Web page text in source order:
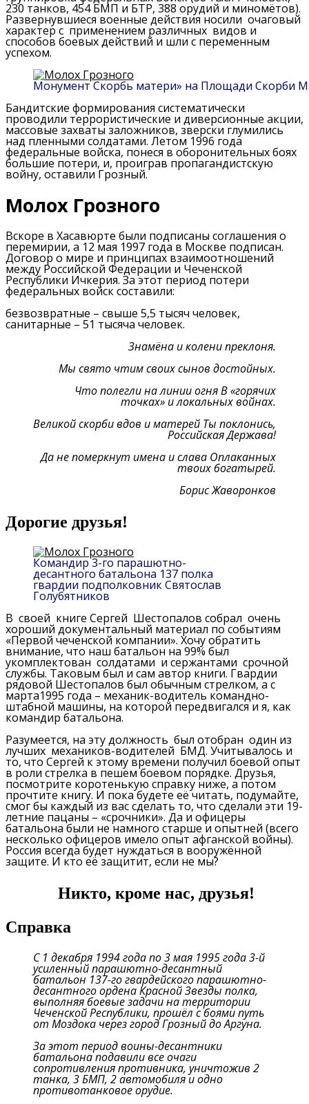
230 танков, 454 БМП и БТР, 388 орудий и миномётов).
Развернувшиеся военные действия носили очаговый
характер с применением различных видов и
способов боевых действий и шли с переменным
успехом.
Монумент Скорбь матери» на Площади Скорби
Бандитские формирования систематически
проводили террористические и диверсионные акции,
массовые захваты заложников, зверски глумились
над пленными солдатами. Летом 1996 года
федеральные войска, понеся в оборонительных боях
большие потери, и, проиграв пропагандистскую
войну, оставили Грозный.
Молох Грозного
Вскоре в Хасавюрте были подписаны соглашения о
перемирии, а 12 мая 1997 года в Москве подписан.
Договор о мире и принципах взаимоотношений
между Российской Федерации и Чеченской
Республики Ичкерия. За этот период потери
федеральных войск составили:
безвозвратные – свыше 5,5 тысяч человек,
санитарные – 51 тысяча человек.
Знамёна и колени преклоня.
Мы свято чтим своих сынов достойных.
Что полегли на линии огня В «горячих
точках» и локальных войнах.
Великой скорби вдов и матерей Ты поклонись,
Российская Держава!
Да не померкнут имена и слава Оплаканных
твоих богатырей.
Борис Жаворонков
Дорогие друзья!
Командир 3-го парашютно-
десантного батальона 137 полка
гвардии подполковник Святослав
Голубятников
В своей книге Сергей Шестопалов собрал очень
хороший документальный материал по событиям
«Первой чеченской компании». Хочу обратить
внимание, что наш батальон на 99% был
укомплектован солдатами и сержантами срочной
службы. Таковым был и сам автор книги. Гвардии
рядовой Шестопалов был обычным стрелком, а с
марта1995 года – механик-водитель командно-
штабной машины, на которой передвигался и я, как
командир батальона.
Разумеется, на эту должность был отобран один из
лучших механиков-водителей БМД. Учитывалось и
то, что Сергей к этому времени получил боевой опыт
в роли стрелка в пешем боевом порядке. Друзья,
посмотрите коротенькую справку ниже, а потом
прочтите книгу. И пока будете её читать, подумайте,
смог бы каждый из вас сделать то, что сделали эти 19-
летние пацаны – «срочники». Да и офицеры
батальона были не намного старше и опытней (всего
несколько офицеров имело опыт афганской войны).
Россия всегда будет нуждаться в вооружённой
защите. И кто её защитит, если не мы?
Никто, кроме нас, друзья!
Справка
С 1 декабря 1994 года по 3 мая 1995 года 3-й
усиленный парашютно-десантный
батальон 137-го гвардейского парашютно-
десантного ордена Красной Звезды полка,
выполняя боевые задачи на территории
Чеченской Республики, прошёл с боями путь
от Моздока через город Грозный до Аргуна.
За этот период воины-десантники
батальона подавили все очаги
сопротивления противника, уничтожив 2
танка, 3 БМП, 2 автомобиля и одно
противотанковое орудие.